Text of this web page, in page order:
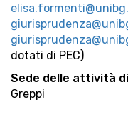
dotati di PEC)
Sede delle attività
Greppi